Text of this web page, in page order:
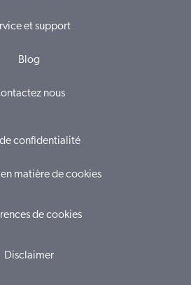
et support
Blog
nous
confidentialité
matière de cookies
de cookies
Disclaimer